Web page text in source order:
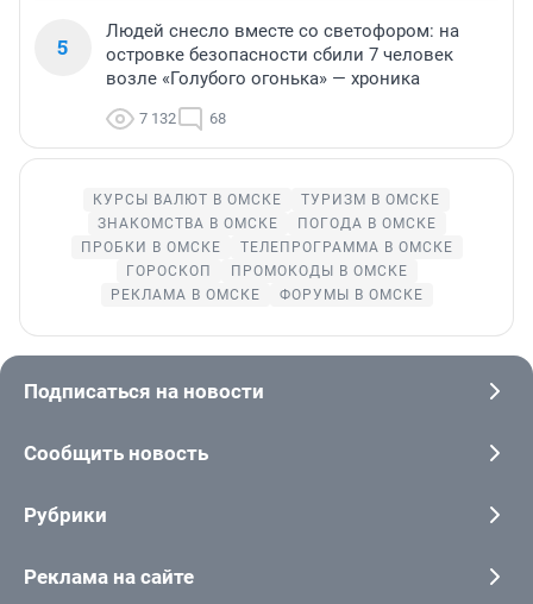
5
Людей снесло вместе со светофором: на
островке безопасности сбили 7 человек
возле «Голубого огонька» — хроника
7 132 68
КУРСЫ ВАЛЮТ В ОМСКЕ
ТУРИЗМ В ОМСКЕ
ЗНАКОМСТВА В ОМСКЕ
ПОГОДА В ОМСКЕ
ПРОБКИ В ОМСКЕ
ТЕЛЕПРОГРАММА В ОМСКЕ
ГОРОСКОП
ПРОМОКОДЫ В ОМСКЕ
РЕКЛАМА В ОМСКЕ
ФОРУМЫ В ОМСКЕ
Подписаться на новости
Сообщить новость
Рубрики
Реклама на сайте